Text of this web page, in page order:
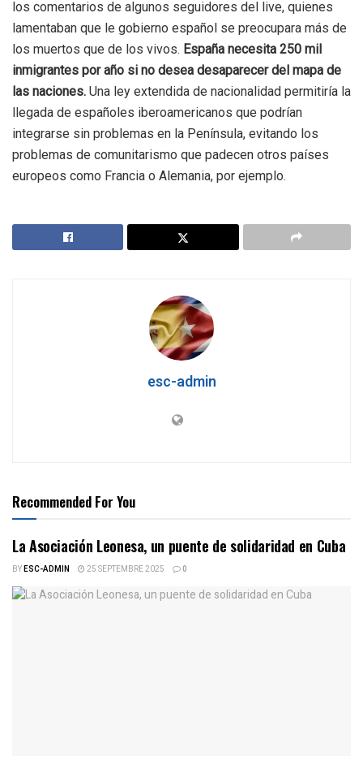
los comentarios de algunos seguidores del live, quienes
lamentaban que le gobierno español se preocupara más de
los muertos que de los vivos. España necesita 250 mil
inmigrantes por año si no desea desaparecer del mapa de
las naciones. Una ley extendida de nacionalidad permitiría la
llegada de españoles iberoamericanos que podrían
integrarse sin problemas en la Península, evitando los
problemas de comunitarismo que padecen otros países
europeos como Francia o Alemania, por ejemplo.
esc-admin
Recommended For You
La Asociación Leonesa, un puente de solidaridad en Cuba
BYESC-ADMIN 25 SEPTEMBRE 2025 0